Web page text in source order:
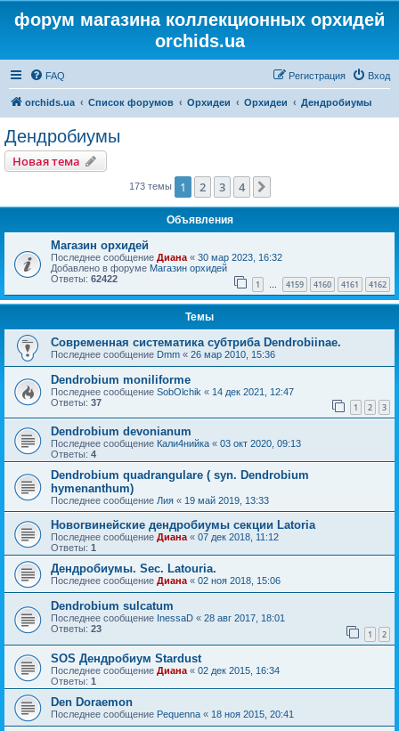
форум магазина коллекционных орхидей
orchids.ua
FAQ Вход
Регистрация
orchids.ua Список форумов Орхидеи Орхидеи Дендробиумы
Дендробиумы
Новая тема
173 темы 1 2 3 4
Объявления
Магазин орхидей
Последнее сообщение Диана « 30 мар 2023, 16:32
Добавлено в форуме Магазин орхидей
Ответы: 62422 1 … 4159 4160 4161 4162
Темы
Современная систематика субтриба Dendrobiinae.
Последнее сообщение Dmm « 26 мар 2010, 15:36
Dendrobium moniliforme
Последнее сообщение SobOlchik « 14 дек 2021, 12:47
Ответы: 37 1 2 3
Dendrobium devonianum
Последнее сообщение Кали4нийка « 03 окт 2020, 09:13
Ответы: 4
Dendrobium quadrangulare ( syn. Dendrobium
hymenanthum)
Последнее сообщение Лия « 19 май 2019, 13:33
Новогвинейские дендробиумы секции Latoria
Последнее сообщение Диана « 07 дек 2018, 11:12
Ответы: 1
Дендробиумы. Sec. Latouria.
Последнее сообщение Диана « 02 ноя 2018, 15:06
Dendrobium sulcatum
Последнее сообщение InessaD « 28 авг 2017, 18:01
Ответы: 23 1 2
SOS Дендробиум Stardust
Последнее сообщение Диана « 02 дек 2015, 16:34
Ответы: 1
Den Doraemon
Последнее сообщение Pequenna « 18 ноя 2015, 20:41